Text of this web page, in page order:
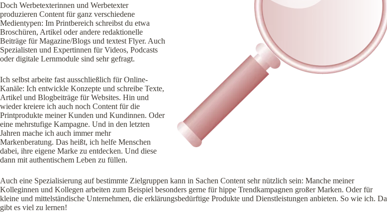
Doch Werbetexterinnen und Werbetexter
produzieren Content für ganz verschiedene
Medientypen: Im Printbereich schreibst du etwa
Broschüren, Artikel oder andere redaktionelle
Beiträge für Magazine/Blogs und textest Flyer. Auch
Spezialisten und Expertinnen für Videos, Podcasts
oder digitale Lernmodule sind sehr gefragt.
Ich selbst arbeite fast ausschließlich für Online-
Kanäle: Ich entwickle Konzepte und schreibe Texte,
Artikel und Blogbeiträge für Websites. Hin und
wieder kreiere ich auch noch Content für die
Printprodukte meiner Kunden und Kundinnen. Oder
eine mehrstufige Kampagne. Und in den letzten
Jahren mache ich auch immer mehr
Markenberatung. Das heißt, ich helfe Menschen
dabei, ihre eigene Marke zu entdecken. Und diese
dann mit authentischem Leben zu füllen.
Auch eine Spezialisierung auf bestimmte Zielgruppen kann in Sachen Content sehr nützlich sein: Manche meiner
Kolleginnen und Kollegen arbeiten zum Beispiel besonders gerne für hippe Trendkampagnen großer Marken. Oder für
kleine und mittelständische Unternehmen, die erklärungsbedürftige Produkte und Dienstleistungen anbieten. So wie ich. Da
gibt es viel zu lernen!